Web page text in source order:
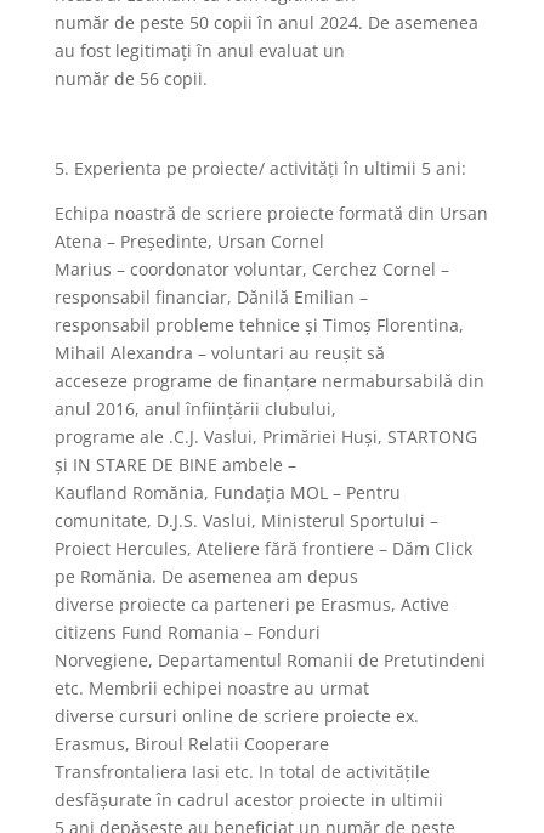
număr de peste 50 copii în anul 2024. De asemenea
au fost legitimați în anul evaluat un
număr de 56 copii.
5. Experienta pe proiecte/ activități în ultimii 5 ani:
Echipa noastră de scriere proiecte formată din Ursan
Atena – Președinte, Ursan Cornel
Marius – coordonator voluntar, Cerchez Cornel –
responsabil financiar, Dănilă Emilian –
responsabil probleme tehnice și Timoș Florentina,
Mihail Alexandra – voluntari au reușit să
acceseze programe de finanțare nermabursabilă din
anul 2016, anul înființării clubului,
programe ale .C.J. Vaslui, Primăriei Huși, STARTONG
și IN STARE DE BINE ambele –
Kaufland Romănia, Fundația MOL – Pentru
comunitate, D.J.S. Vaslui, Ministerul Sportului –
Proiect Hercules, Ateliere fără frontiere – Dăm Click
pe Romănia. De asemenea am depus
diverse proiecte ca parteneri pe Erasmus, Active
citizens Fund Romania – Fonduri
Norvegiene, Departamentul Romanii de Pretutindeni
etc. Membrii echipei noastre au urmat
diverse cursuri online de scriere proiecte ex.
Erasmus, Biroul Relatii Cooperare
Transfrontaliera Iasi etc. In total de activitățile
desfășurate în cadrul acestor proiecte in ultimii
5 ani depășește au beneficiat un număr de peste